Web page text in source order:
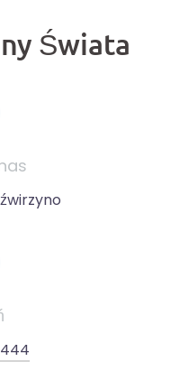
Świata